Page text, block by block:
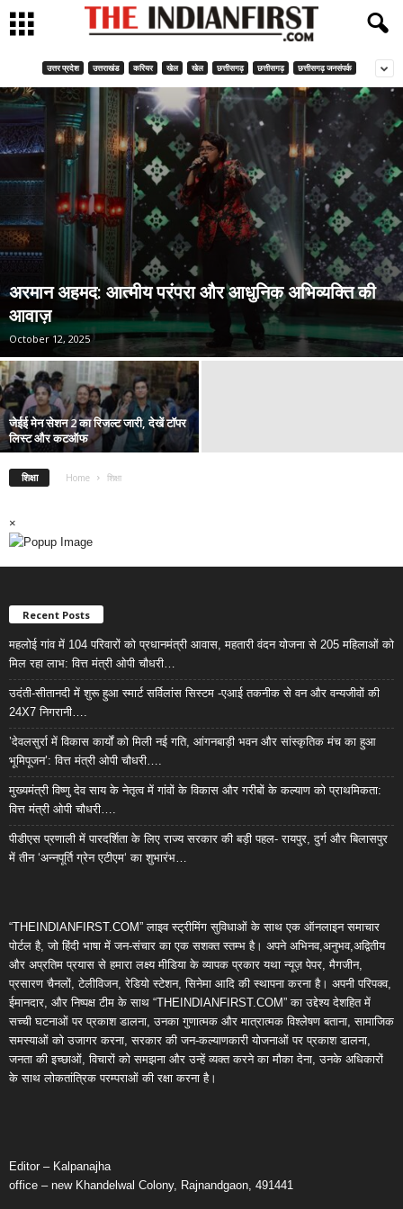
उत्तर प्रदेश उत्तराखंड करियर खेल खेल छत्तीसगढ़ छत्तीसगढ़ छत्तीसगढ़ जनसंपर्क
अरमान अहमद: आत्मीय परंपरा और आधुनिक अभिव्यक्ति की
आवाज़
October 12, 2025
जेईई मेन सेशन 2 का रिजल्ट जारी, देखें टॉपर
लिस्ट और कटऑफ
शिक्षा Home शिक्षा
×
Recent Posts
महलोई गांव में 104 परिवारों को प्रधानमंत्री आवास, महतारी वंदन योजना से 205 महिलाओं को
मिल रहा लाभ: वित्त मंत्री ओपी चौधरी…
उदंती-सीतानदी में शुरू हुआ स्मार्ट सर्विलांस सिस्टम -एआई तकनीक से वन और वन्यजीवों की
24X7 निगरानी….
’देवलसुर्रा में विकास कार्यों को मिली नई गति, आंगनबाड़ी भवन और सांस्कृतिक मंच का हुआ
भूमिपूजन’: वित्त मंत्री ओपी चौधरी….
मुख्यमंत्री विष्णु देव साय के नेतृत्व में गांवों के विकास और गरीबों के कल्याण को प्राथमिकता:
वित्त मंत्री ओपी चौधरी….
पीडीएस प्रणाली में पारदर्शिता के लिए राज्य सरकार की बड़ी पहल- रायपुर, दुर्ग और बिलासपुर
में तीन ‘अन्नपूर्ति ग्रेन एटीएम‘ का शुभारंभ…
“THEINDIANFIRST.COM” लाइव स्ट्रीमिंग सुविधाओं के साथ एक ऑनलाइन समाचार
पोर्टल है, जो हिंदी भाषा में जन-संचार का एक सशक्त स्तम्भ है। अपने अभिनव,अनुभव,अद्वितीय
और अप्रतिम प्रयास से हमारा लक्ष्य मीडिया के व्यापक प्रकार यथा न्यूज़ पेपर, मैगजीन,
प्रसारण चैनलों, टेलीविजन, रेडियो स्टेशन, सिनेमा आदि की स्थापना करना है। अपनी परिपक्व,
ईमानदार, और निष्पक्ष टीम के साथ “THEINDIANFIRST.COM” का उद्देश्य देशहित में
सच्ची घटनाओं पर प्रकाश डालना, उनका गुणात्मक और मात्रात्मक विश्लेषण बताना, सामाजिक
समस्याओं को उजागर करना, सरकार की जन-कल्याणकारी योजनाओं पर प्रकाश डालना,
जनता की इच्छाओं, विचारों को समझना और उन्हें व्यक्त करने का मौका देना, उनके अधिकारों
के साथ लोकतांत्रिक परम्पराओं की रक्षा करना है।
Editor – Kalpanajha
office – new Khandelwal Colony, Rajnandgaon, 491441